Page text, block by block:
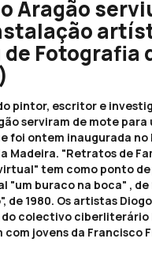
Aragão
de Fotografia
pintor, escritor e
serviram de mote
foi ontem inaugurada no
Madeira. "Retratos de
tem como ponto
"um buraco na boca" , de
de 1980. Os artistas
colectivo ciberliterário
jovens da Francisco